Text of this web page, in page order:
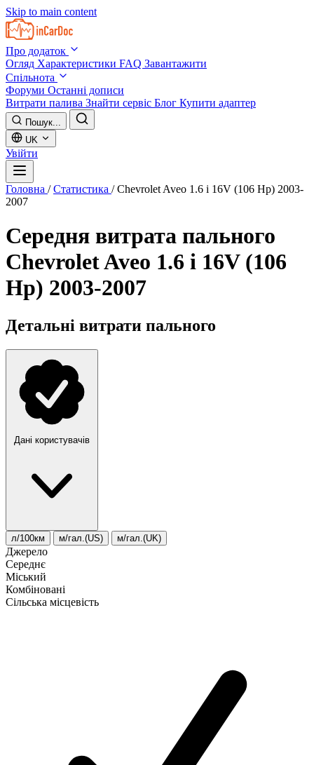
Skip to main content
Про додаток
Огляд Характеристики FAQ Завантажити
Спільнота
Форуми Останні дописи
Витрати палива Знайти сервіс Блог Купити адаптер
Пошук...
UK
Увійти
Головна / Статистика / Chevrolet Aveo 1.6 i 16V (106 Hp) 2003-
2007
Середня витрата пального
Chevrolet Aveo 1.6 i 16V (106
Hp) 2003-2007
Детальні витрати пального
Дані користувачів
л/100км м/гал.(US) м/гал.(UK)
Джерело
Середнє
Міський
Комбіновані
Сільська місцевість